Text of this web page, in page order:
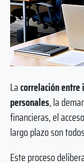
Lacorrelación
personales, la
financieras, el
largo plazo son
Este proceso